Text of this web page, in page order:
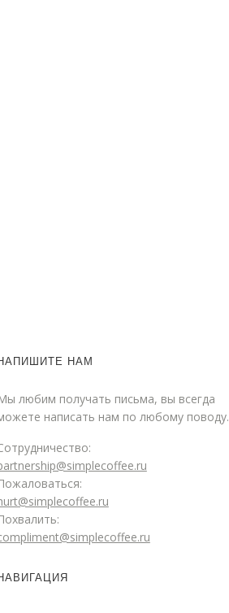
НАМ
любим получать письма, вы всегда
написать нам по любому поводу.